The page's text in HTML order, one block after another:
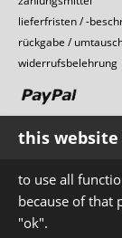
lieferfristen / -
rückgabe /
widerrufsbelehrung
this website
to use all
because of that
"ok".